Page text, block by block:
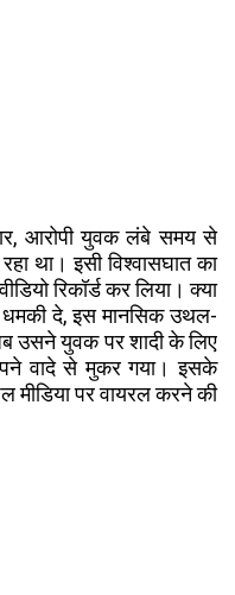
आरोपी युवक लंबे समय से
था। इसी विश्वासघात का
रिकॉर्ड कर लिया। क्या
दे, इस मानसिक उथल-
उसने युवक पर शादी के लिए
वादे से मुकर गया। इसके
मीडिया पर वायरल करने की